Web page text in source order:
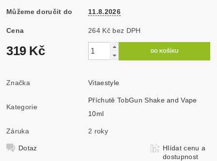
Můžeme doručit do 11.8.2026
Cena 264 Kč bez DPH
319 Kč
Značka Vitaestyle
Kategorie
Příchutě TobGun Shake and Vape
10ml
Záruka 2 roky
Dotaz
Hlídat cenu a
dostupnost